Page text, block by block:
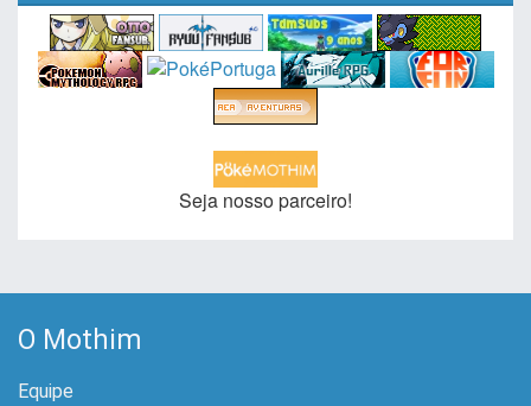
Seja nosso parceiro!
O Mothim
Equipe